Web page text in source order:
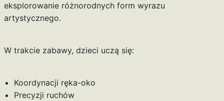
eksplorowanie różnorodnych form wyrazu
artystycznego.
W trakcie zabawy, dzieci uczą się:
Koordynacji ręka-oko
Precyzji ruchów